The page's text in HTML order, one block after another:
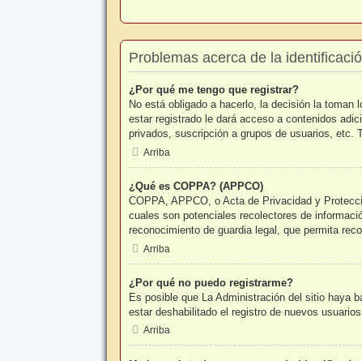
Problemas acerca de la
¿Por qué me tengo que registrar?
No está obligado a hacerlo, la decisión la
estar registrado le dará acceso a contenidos
privados, suscripción a grupos de usuarios, etc.
Arriba
¿Qué es COPPA? (APPCO)
COPPA, APPCO, o Acta de Privacidad y
cuales son potenciales recolectores de
reconocimiento de guardia legal, que permita
Arriba
¿Por qué no puedo registrarme?
Es posible que La Administración del sitio haya
estar deshabilitado el registro de nuevos
Arriba